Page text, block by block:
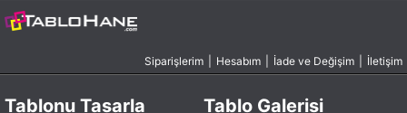
Siparişlerim Hesabım İade ve Değişim İletişim
Tablonu Tasarla Tablo Galerisi